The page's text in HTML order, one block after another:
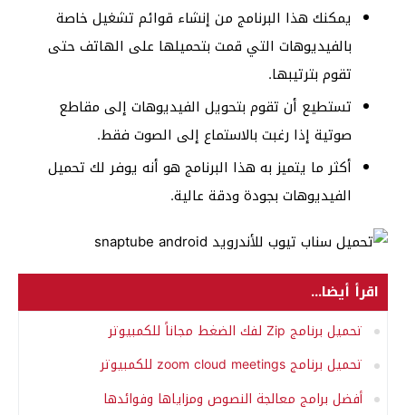
يمكنك هذا البرنامج من إنشاء قوائم تشغيل خاصة
بالفيديوهات التي قمت بتحميلها على الهاتف حتى
تقوم بترتيبها.
تستطيع أن تقوم بتحويل الفيديوهات إلى مقاطع
صوتية إذا رغبت بالاستماع إلى الصوت فقط.
أكثر ما يتميز به هذا البرنامج هو أنه يوفر لك تحميل
الفيديوهات بجودة ودقة عالية.
اقرأ أيضا...
تحميل برنامج Zip لفك الضغط مجاناً للكمبيوتر
تحميل برنامج zoom cloud meetings للكمبيوتر
أفضل برامج معالجة النصوص ومزاياها وفوائدها